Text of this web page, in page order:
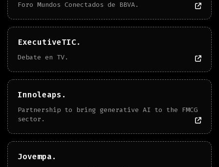
Foro Mundos Conectados de BBVA.
ExecutiveTIC.
Debate en TV.
Innoleaps.
Partnership to bring generative AI to the FMCG
sector.
Jovempa.